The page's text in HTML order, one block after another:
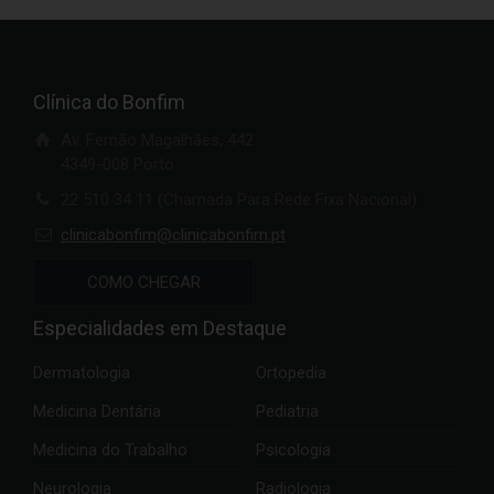
Clínica do Bonfim
clinicabonfim@clinicabonfim.pt
COMO CHEGAR
Especialidades em Destaque
Dermatologia
Medicina Dentária
Medicina do Trabalho
Neurologia
Ortopedia
Pediatria
Psicologia
Radiologia